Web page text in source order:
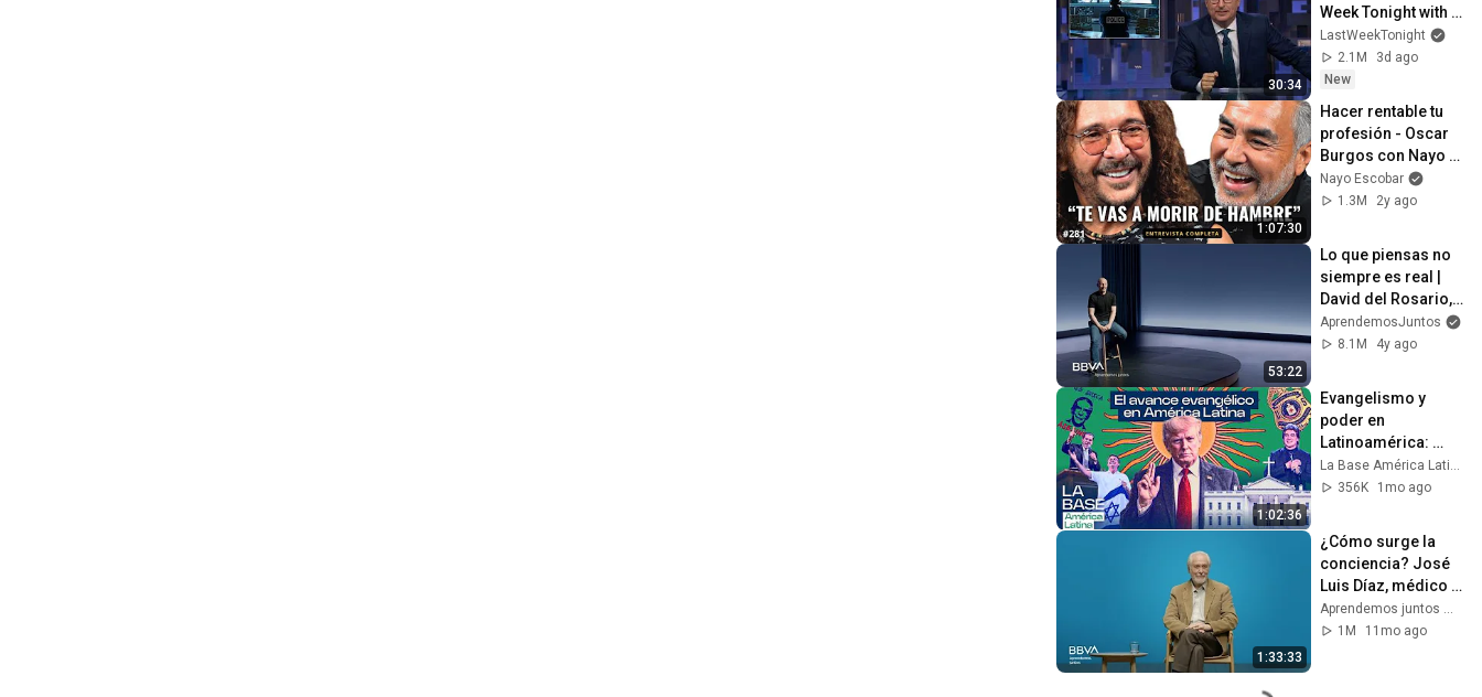
30:34
Week Tonight with
John Oliver (HBO)
LastWeekTonight
2.1M
3d ago
New
1:07:30
Hacer rentable tu
profesión - Oscar
Burgos con Nayo
Escobar
Nayo Escobar
1.3M
2y ago
53:22
Lo que piensas no
siempre es real |
David del Rosario,
investigador en
neurociencia
AprendemosJuntos
8.1M
4y ago
1:02:36
Evangelismo y
poder en
Latinoamérica:
como EEUU usó la
fe como arma
356K
1mo ago
1:33:33
¿Cómo surge la
conciencia? José
Luis Díaz, médico y
neurocientífico
1M
11mo ago